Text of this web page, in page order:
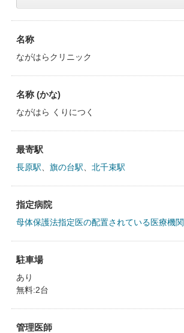
名称
ながはらクリニック
名称 (かな)
ながはら くりにつく
最寄駅
長原駅 旗の台駅 北千束駅
指定病院
母体保護法指定医の配置されている医療機関
駐車場
あり
無料:2台
管理医師